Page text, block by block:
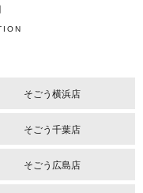
そごう横浜店
そごう千葉店
そごう広島店